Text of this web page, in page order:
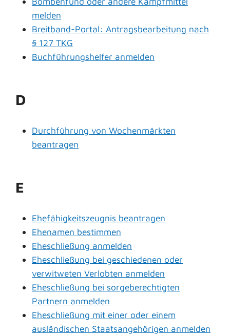
melden
Breitband-Portal: Antragsbearbeitung nach
§ 127 TKG
Buchführungshelfer anmelden
D
Durchführung von Wochenmärkten
beantragen
E
Ehefähigkeitszeugnis beantragen
Ehenamen bestimmen
Eheschließung anmelden
Eheschließung bei geschiedenen oder
verwitweten Verlobten anmelden
Eheschließung bei sorgeberechtigten
Partnern anmelden
Eheschließung mit einer oder einem
ausländischen Staatsangehörigen anmelden